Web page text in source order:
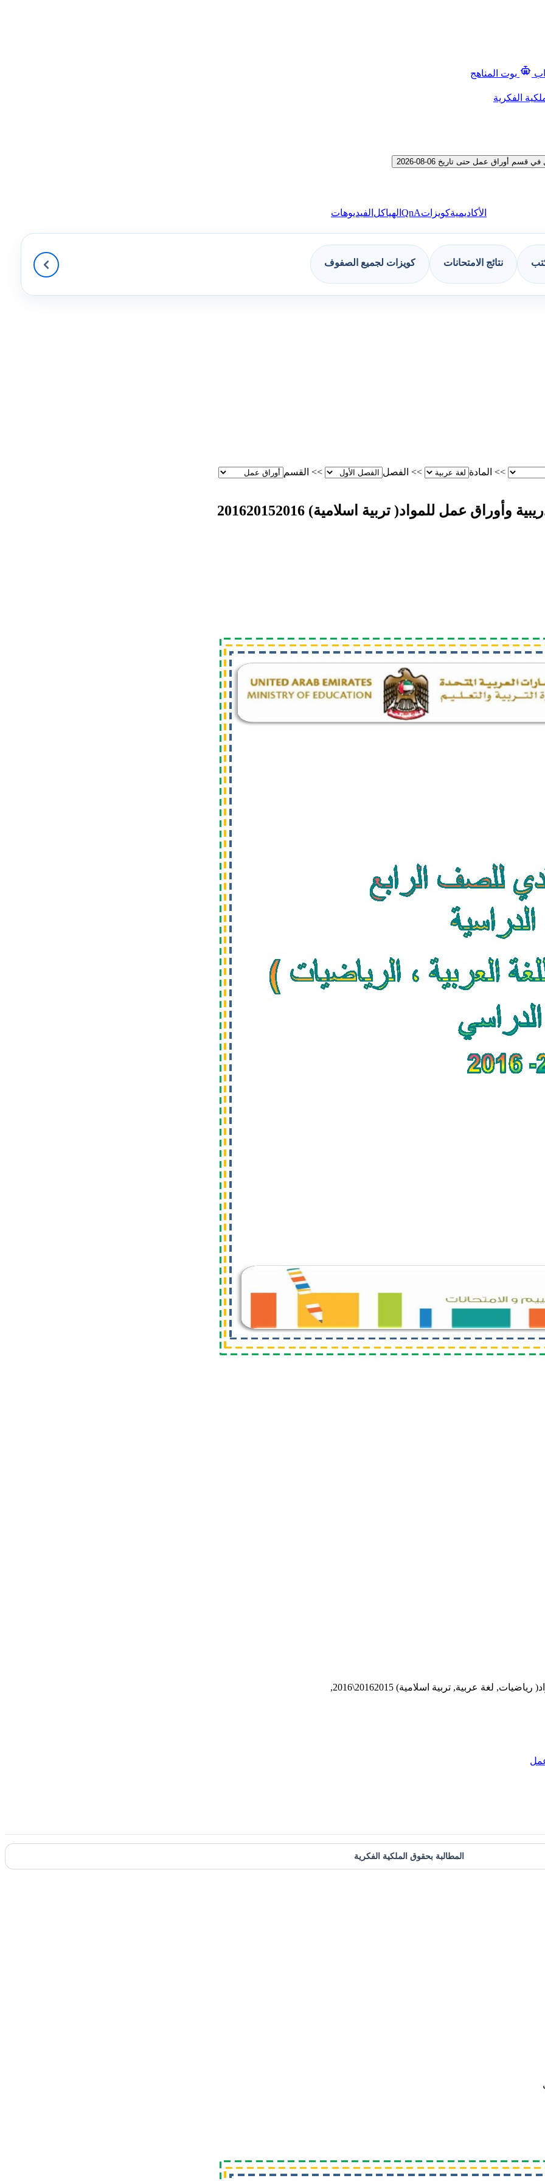
بوت المناهج
الفكرية
أوراق عمل حتى تاريخ 06-08-2026
الأكاديميةكويزاتQnA الهياكل الفيديوهات
نتائج الامتحانات كويزات لجميع الصفوف
>> المادة >> الفصل >> القسم
عمل للمواد( تربية اسلامية) 201620152016
رياضيات, لغة عربية, تربية اسلامية) 20162015\2016,
المطالبة بحقوق الملكية الفكرية